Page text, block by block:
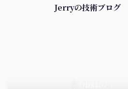
Jerryの技術ブログ